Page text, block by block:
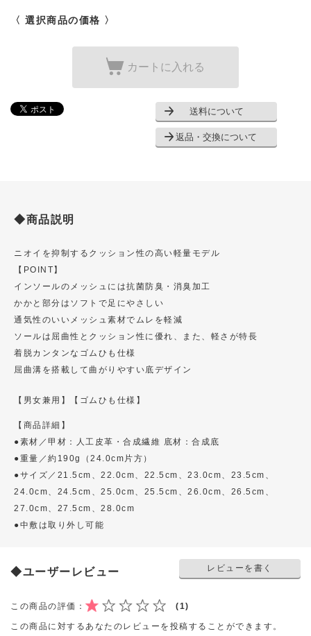
〈 選択商品の価格 〉
カートに入れる
送料について
返品・交換について
◆商品説明
ニオイを抑制するクッション性の高い軽量モデル
【POINT】
インソールのメッシュには抗菌防臭・消臭加工
かかと部分はソフトで足にやさしい
通気性のいいメッシュ素材でムレを軽減
ソールは屈曲性とクッション性に優れ、また、軽さが特長
着脱カンタンなゴムひも仕様
屈曲溝を搭載して曲がりやすい底デザイン
【男女兼用】 【ゴムひも仕様】
【商品詳細】
●素材／甲材：人工皮革・合成繊維 底材：合成底
●重量／約190g（24.0cm片方）
●サイズ／21.5cm、22.0cm、22.5cm、23.0cm、23.5cm、
24.0cm、24.5cm、25.0cm、25.5cm、26.0cm、26.5cm、
27.0cm、27.5cm、28.0cm
●中敷は取り外し可能
◆ユーザーレビュー レビューを書く
この商品の評価： (1)
この商品に対するあなたのレビューを投稿することができます。